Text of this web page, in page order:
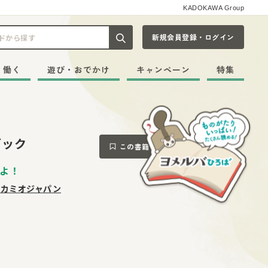
KADOKAWA Group
記事や本をキーワードから探す
新規会員登録・ログイン
く 遊び・おでかけ キャンペーン 特集
ク この書籍をブックマークする
！
ミオジャパン